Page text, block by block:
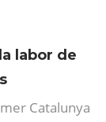
labor de
Catalunya